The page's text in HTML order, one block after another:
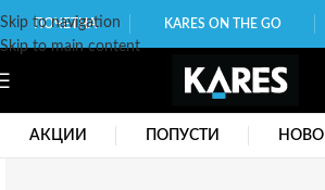
Skip to navigation
Skip to main content
ПОЧЕТНА KARES ON THE GO
АКЦИИ ПОПУСТИ НОВО